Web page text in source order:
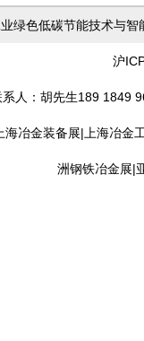
金工业绿色低碳节
沪
人 ：胡先生189
冶金装备展|上海冶
洲钢铁冶金展|